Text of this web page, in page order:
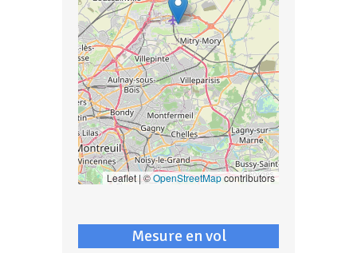
Leaflet | ©OpenStreetMapcontributors
Mesure en vol